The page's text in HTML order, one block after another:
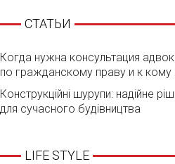
СТАТЬИ
Когда нужна консультация
по гражданскому праву и к кому
Конструкційні шурупи: надійне
для сучасного будівництва
LIFE STYLE